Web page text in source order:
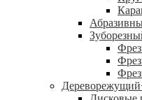
Дереворежущий